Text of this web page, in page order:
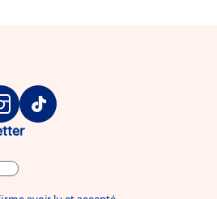
Tiktok